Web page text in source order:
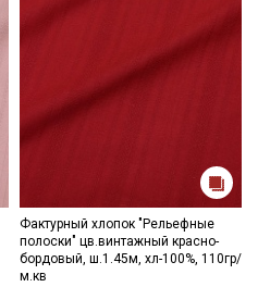
Фактурный хлопок "Рельефные
полоски" цв.винтажный красно-
бордовый, ш.1.45м, хл-100%, 110гр/
м.кв